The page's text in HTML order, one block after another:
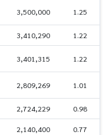
3,500,000 1.25
3,410,290 1.22
3,401,315 1.22
2,809,269 1.01
2,724,229 0.98
2,140,400 0.77